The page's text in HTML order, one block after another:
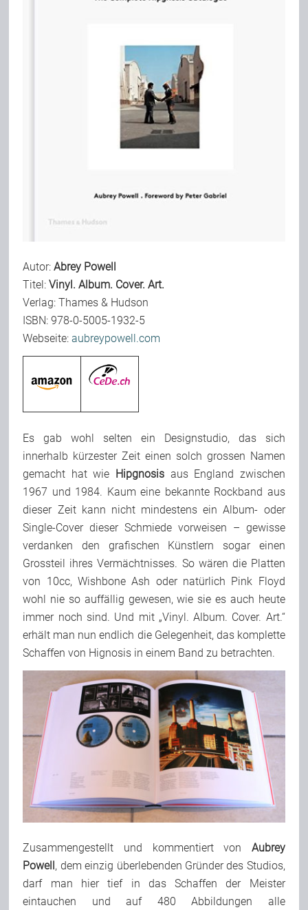
Team
Join Us
Support Us
Kalender
Playlisten
Autor:Abrey Powell
Titel:Vinyl. Album. Cover. Art.
Verlag: Thames & Hudson
ISBN: 978-0-5005-1932-5
Webseite:aubreypowell.com
Es gab wohl selten ein Designstudio, das sich
innerhalb kürzester Zeit einen solch grossen Namen
gemacht hat wie Hipgnosis aus England zwischen
1967 und 1984. Kaum eine bekannte Rockband aus
dieser Zeit kann nicht mindestens ein Album- oder
Single-Cover dieser Schmiede vorweisen – gewisse
verdanken den grafischen Künstlern sogar einen
Grossteil ihres Vermächtnisses. So wären die Platten
von 10cc, Wishbone Ash oder natürlich Pink Floyd
wohl nie so auffällig gewesen, wie sie es auch heute
immer noch sind. Und mit „Vinyl. Album. Cover. Art.“
erhält man nun endlich die Gelegenheit, das komplette
Schaffen von Hignosis in einem Band zu betrachten.
Zusammengestellt und kommentiert von Aubrey
Powell, dem einzig überlebenden Gründer des Studios,
darf man hier tief in das Schaffen der Meister
eintauchen und auf 480 Abbildungen alle